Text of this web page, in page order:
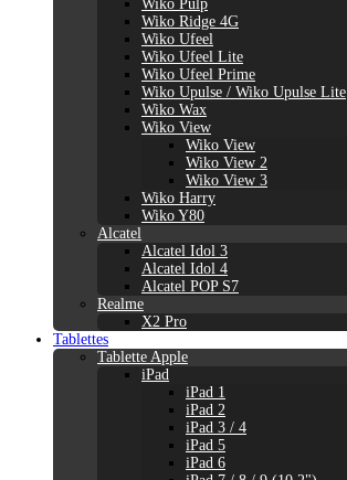
Wiko Pulp
Wiko Ridge 4G
Wiko Ufeel
Wiko Ufeel Lite
Wiko Ufeel Prime
Wiko Upulse / Wiko Upulse Lite
Wiko Wax
Wiko View
Wiko View
Wiko View 2
Wiko View 3
Wiko Harry
Wiko Y80
Alcatel
Alcatel Idol 3
Alcatel Idol 4
Alcatel POP S7
Realme
X2 Pro
Tablettes
Tablette Apple
iPad
iPad 1
iPad 2
iPad 3 / 4
iPad 5
iPad 6